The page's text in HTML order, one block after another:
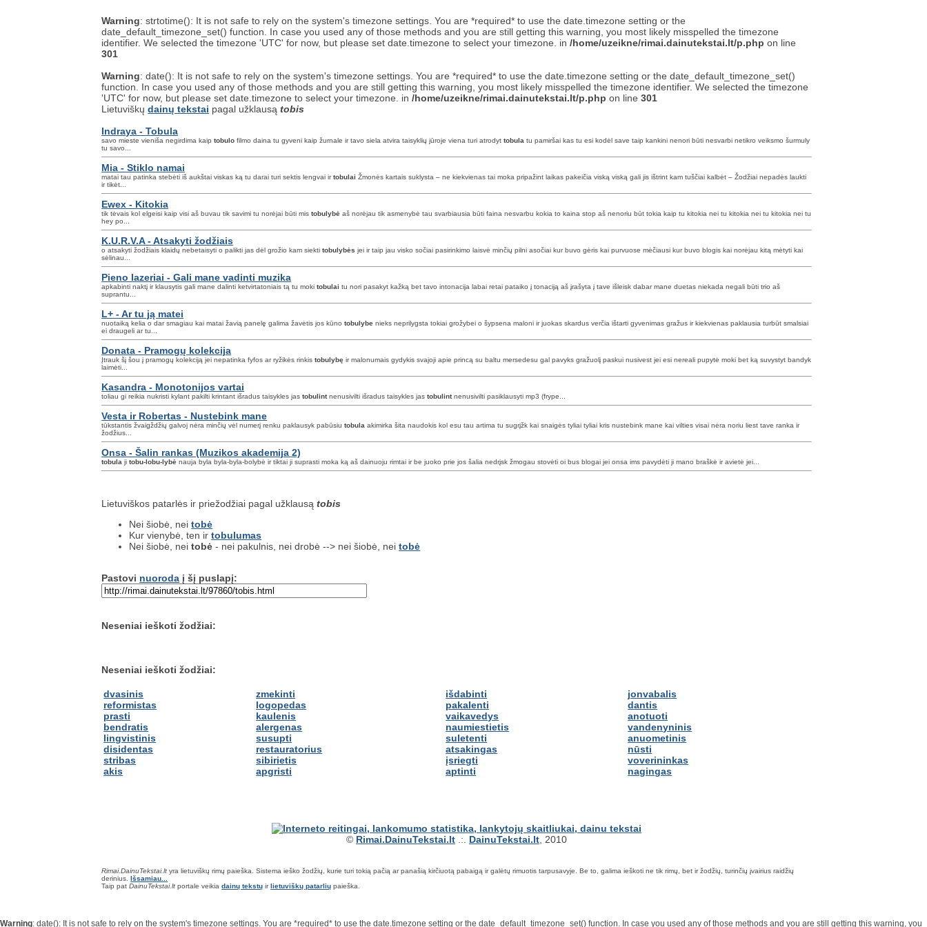
Warning: strtotime(): It is not safe to rely on the system's timezone settings. You are *required* to use the date.timezone setting or the
date_default_timezone_set() function. In case you used any of those methods and you are still getting this warning, you most likely misspelled the timezone
identifier. We selected the timezone 'UTC' for now, but please set date.timezone to select your timezone. in/home/uzeikne/rimai.dainutekstai.lt/p.php on line
301
Warning: date(): It is not safe to rely on the system's timezone settings. You are *required* to use the date.timezone setting or the date_default_timezone_set()
function. In case you used any of those methods and you are still getting this warning, you most likely misspelled the timezone identifier. We selected the timezone
'UTC' for now, but please set date.timezone to select your timezone. in/home/uzeikne/rimai.dainutekstai.lt/p.php on line301
Lietuviškųdainų tekstai pagal užklausątobis
Indraya - Tobula
savo mieste vieniša negirdima kaiptobulo filmo daina tu gyveni kaip žurnale ir tavo siela atvira taisyklių jūroje viena turi atrodyttobula tu pamiršai kas tu esi kodėl save taip kankini nenori būti nesvarbi netikro veiksmo šurmuly
tu savo...
Mia - Stiklo namai
matai tau patinka stebėti iš aukštai viskas ką tu darai turi sektis lengvai irtobulai Žmonės kartais suklysta – ne kiekvienas tai moka pripažint laikas pakeičia viską viską gali jis ištrint kam tuščiai kalbėt – Žodžiai nepadės laukti
ir tikėt...
Ewex - Kitokia
tik tėvais kol elgeisi kaip visi aš buvau tik savimi tu norėjai būti mistobulybė aš norėjau tik asmenybė tau svarbiausia būti faina nesvarbu kokia to kaina stop aš nenoriu būt tokia kaip tu kitokia nei tu kitokia nei tu kitokia nei tu
hey po...
K.U.R.V.A - Atsakyti žodžiais
o atsakyti žodžiais klaidų nebetaisyti o palikti jas dėl grožio kam siektitobulybės jei ir taip jau visko sočiai pasirinkimo laisvė minčių pilni asočiai kur buvo gėris kai purvuose mėčiausi kur buvo blogis kai norėjau kitą mėtyti kai
sėlinau...
Pieno lazeriai - Gali mane vadinti muzika
apkabinti naktį ir klausytis gali mane dalinti ketvirtatoniais tą tu mokitobulai tu nori pasakyt kažką bet tavo intonacija labai retai pataiko į tonaciją aš įrašyta į tave išleisk dabar mane duetas niekada negali būti trio aš
suprantu...
L+ - Ar tu ją matei
nuotaiką kelia o dar smagiau kai matai žavią panelę galima žavėtis jos kūnotobulybe nieks neprilygsta tokiai grožybei o šypsena maloni ir juokas skardus verčia ištarti gyvenimas gražus ir kiekvienas paklausia turbūt smalsiai
ei draugeli ar tu...
Donata - Pramogų kolekcija
Įtrauk šį šou į pramogų kolekciją jei nepatinka fyfos ar ryžikės rinkistobulybę ir malonumais gydykis svajoji apie princą su baltu mersedesu gal pavyks gražuolį paskui nusivest jei esi nereali pupytė moki bet ką suvystyt bandyk
laimėti...
Kasandra - Monotonijos vartai
toliau gi reikia nukristi kylant pakilti krintant išradus taisykles jastobulintnenusivilti išradus taisykles jastobulintnenusivilti pasiklausyti mp3 (frype...
Vesta ir Robertas - Nustebink mane
tūkstantis žvaigždžių galvoj nėra minčių vėl numerį renku paklausyk pabūsiutobula akimirka šita naudokis kol esu tau artima tu sugrįžk kai snaigės tyliai tyliai kris nustebink mane kai vilties visai nėra noriu liest tave ranka ir
žodžius...
Onsa - Šalin rankas (Muzikos akademija 2)
tobula jitobu-lobu-lybė nauja byla byla-byla-bolybė ir tiktai ji suprasti moka ką aš dainuoju rimtai ir be juoko prie jos šalia nedrįsk žmogau stovėti oi bus blogai jei onsa ims pavydėti ji mano braškė ir avietė jei...
Lietuviškos patarlės ir priežodžiai pagal užklausątobis
Nei šiobė, neitobė
Kur vienybė, ten irtobulumas
Nei šiobė, neitobė - nei pakulnis, nei drobė --> nei šiobė, neitobė
Pastovi nuoroda į šį puslapį:
Neseniai ieškoti žodžiai:
Neseniai ieškoti žodžiai:
dvasinis
reformistas
prasti
bendratis
lingvistinis
disidentas
stribas
akis
zmekinti
logopedas
kaulenis
alergenas
susupti
restauratorius
sibirietis
apgristi
išdabinti
pakalenti
vaikavedys
naumiestietis
suletenti
atsakingas
įsriegti
aptinti
jonvabalis
dantis
anotuoti
vandenyninis
anuometinis
nūsti
voverininkas
nagingas
© Rimai.DainuTekstai.lt .:. DainuTekstai.lt , 2010
Rimai.DainuTekstai.lt yra lietuviškų rimų paieška. Sistema ieško žodžių, kurie turi tokią pačią ar panašią kirčiuotą pabaigą ir galėtų rimuotis tarpusavyje. Be to, galima ieškoti ne tik rimų, bet ir žodžių, turinčių įvairius raidžių
derinius.Išsamiau...
Taip patDainuTekstai.lt portale veikiadainų tekstų irlietuviškų patarlių paieška.
Warning: date(): It is not safe to rely on the system's timezone settings. You are *required* to use the date.timezone setting or the date_default_timezone_set() function. In case you used any of those methods and you are still getting this warning, you